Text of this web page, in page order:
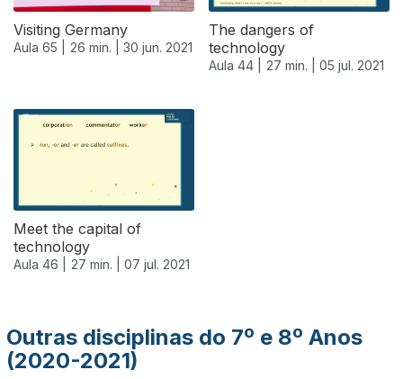
Visiting Germany
Aula 65 | 26 min. | 30 jun. 2021
The dangers of
technology
Aula 44 | 27 min. | 05 jul. 2021
Meet the capital of
technology
Aula 46 | 27 min. | 07 jul. 2021
556052
Outras disciplinas do 7º e 8º Anos
(2020-2021)